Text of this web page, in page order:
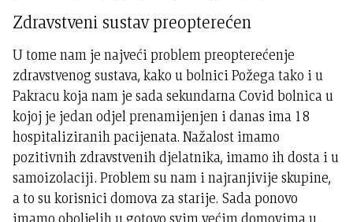
Zdravstveni sustav preopterećen
U tome nam je najveći problem preopterećenje
zdravstvenog sustava, kako u bolnici Požega tako i u
Pakracu koja nam je sada sekundarna Covid bolnica u
kojoj je jedan odjel prenamijenjen i danas ima 18
hospitaliziranih pacijenata. Nažalost imamo
pozitivnih zdravstvenih djelatnika, imamo ih dosta i u
samoizolaciji. Problem su nam i najranjivije skupine,
a to su korisnici domova za starije. Sada ponovo